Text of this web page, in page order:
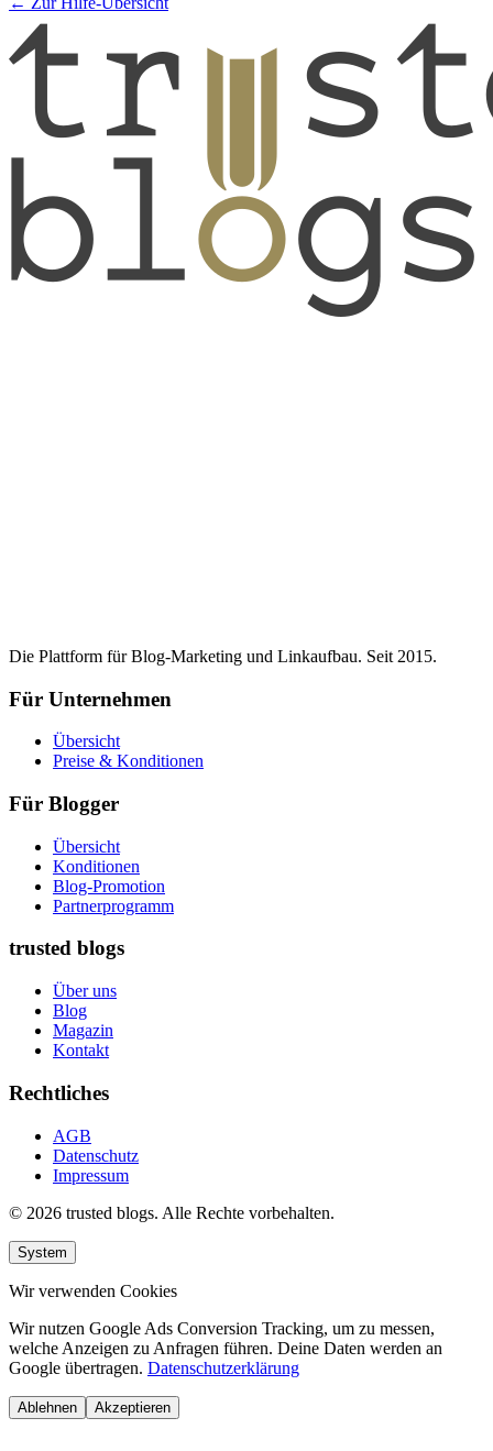
Die Plattform für Blog-Marketing und Linkaufbau. Seit 2015.
Für Unternehmen
Übersicht
Preise & Konditionen
Für Blogger
Übersicht
Konditionen
Blog-Promotion
Partnerprogramm
trusted blogs
Über uns
Blog
Magazin
Kontakt
Rechtliches
AGB
Datenschutz
Impressum
© 2026 trusted blogs. Alle Rechte vorbehalten.
System
Wir verwenden Cookies
Wir nutzen Google Ads Conversion Tracking, um zu messen,
welche Anzeigen zu Anfragen führen. Deine Daten werden an
Google übertragen. Datenschutzerklärung
Ablehnen Akzeptieren